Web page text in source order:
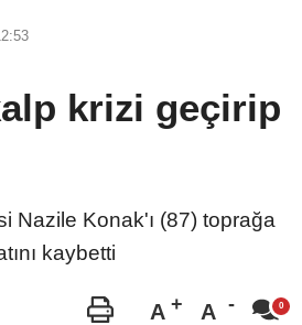
krizi geçirip
Nazile Konak'ı (87) toprağa
kaybetti
A A